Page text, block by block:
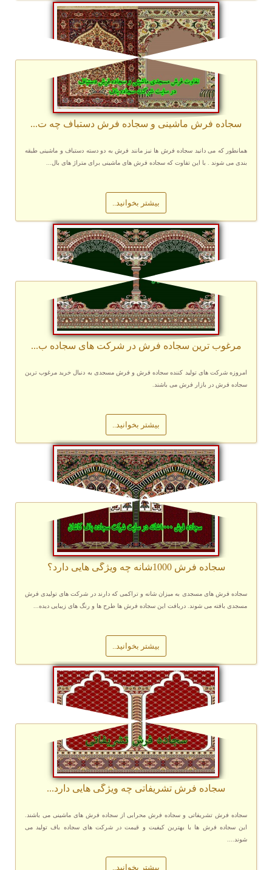
سجاده فرش ماشینی و سجاده فرش دستباف چه ت...
همانطور که می دانید سجاده فرش ها نیز مانند فرش به دو دسته دستباف و ماشینی طبقه
بندی می شوند . با این تفاوت که سجاده فرش های ماشینی برای متراژ های بال...
بیشتر بخوانید..
مرغوب ترین سجاده فرش در شرکت های سجاده ب...
امروزه شرکت های تولید کننده سجاده فرش و فرش مسجدی به دنبال خرید مرغوب ترین
سجاده فرش در بازار فرش می باشند.
بیشتر بخوانید..
سجاده فرش 1000شانه چه ویژگی هایی دارد؟
سجاده فرش های مسجدی به میزان شانه و تراکمی که دارند در شرکت های تولیدی فرش
مسجدی بافته می شوند. دربافت این سجاده فرش ها طرح ها و رنگ های زیبایی دیده...
بیشتر بخوانید..
سجاده فرش تشریفاتی چه ویژگی هایی دارد...
سجاده فرش تشریفاتی و سجاده فرش محرابی از سجاده فرش های ماشینی می باشند.
این سجاده فرش ها با بهترین کیفیت و قیمت در شرکت های سجاده باف تولید می
شوند....
بیشتر بخوانید..